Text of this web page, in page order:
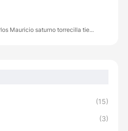
Mauricio saturno torrecilla tie...
(15)
(3)